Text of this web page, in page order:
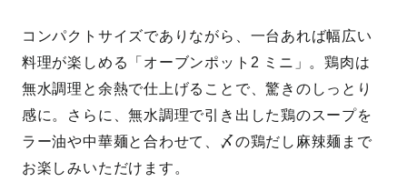
コンパクトサイズでありながら、一台あれば幅広い
料理が楽しめる「オーブンポット2 ミニ」。鶏肉は
無水調理と余熱で仕上げることで、驚きのしっとり
感に。さらに、無水調理で引き出した鶏のスープを
ラー油や中華麺と合わせて、〆の鶏だし麻辣麺まで
お楽しみいただけます。